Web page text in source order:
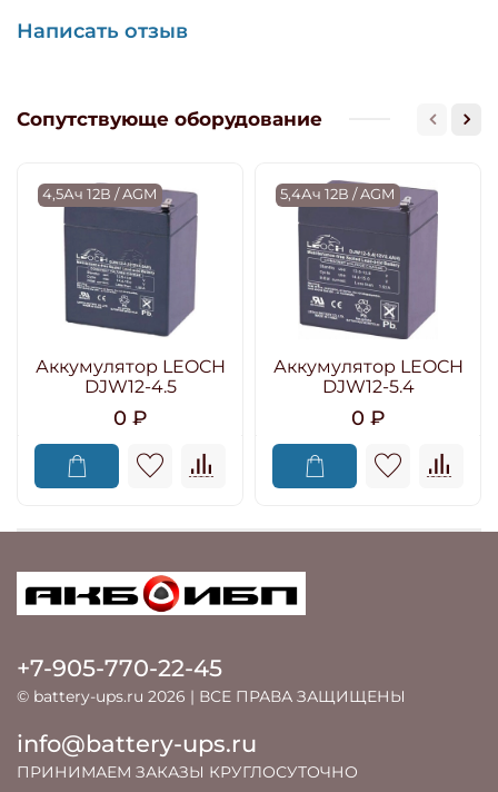
Написать отзыв
Сопутствующе оборудование
4,5Ач 12В / AGM
Аккумулятор LEOCH
DJW12-4.5
0 ₽
5,4Ач 12В / AGM
Аккумулятор LEOCH
DJW12-5.4
0 ₽
+7-905-770-22-45
© battery-ups.ru 2026 | ВСЕ ПРАВА ЗАЩИЩЕНЫ
info@battery-ups.ru
ПРИНИМАЕМ ЗАКАЗЫ КРУГЛОСУТОЧНО